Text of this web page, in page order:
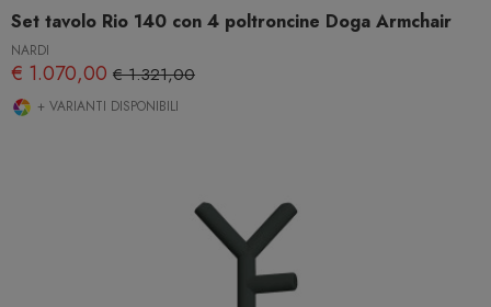
Set tavolo Rio 140 con 4 poltroncine Doga Armchair
NARDI
€ 1.070,00 € 1.321,00
+ VARIANTI DISPONIBILI